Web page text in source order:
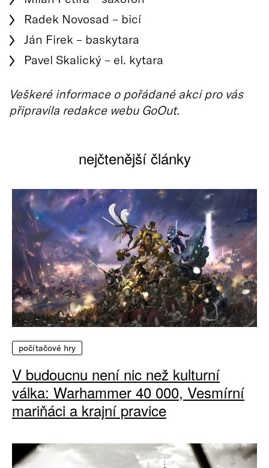
Radek Novosad – bicí
Ján Firek – baskytara
Pavel Skalický – el. kytara
Veškeré informace o pořádané akci pro vás
připravila redakce webu GoOut.
nejčtenější články
počítačové hry
V budoucnu není nic než kulturní
válka: Warhammer 40 000, Vesmírní
mariňáci a krajní pravice